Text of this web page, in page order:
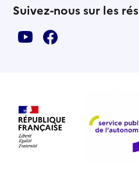
Suivez-nous sur les